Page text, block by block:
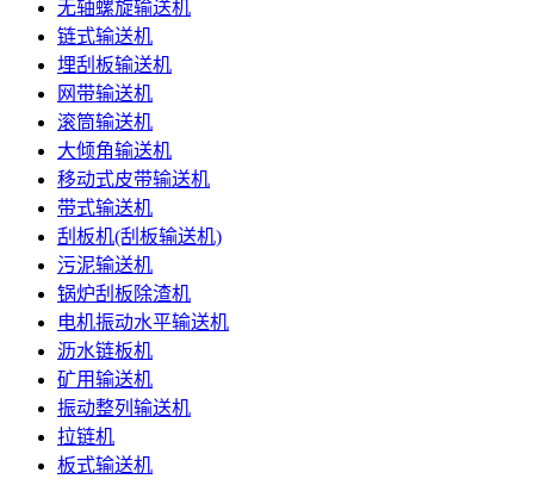
无轴螺旋输送机
链式输送机
埋刮板输送机
网带输送机
滚筒输送机
大倾角输送机
移动式皮带输送机
带式输送机
刮板机(刮板输送机)
污泥输送机
锅炉刮板除渣机
电机振动水平输送机
沥水链板机
矿用输送机
振动整列输送机
拉链机
板式输送机